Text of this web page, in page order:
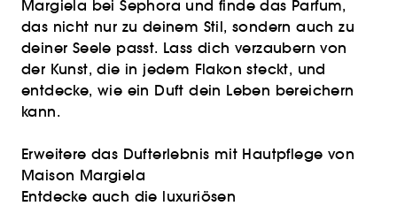
Margiela bei Sephora und finde das Parfum,
das nicht nur zu deinem Stil, sondern auch zu
deiner Seele passt. Lass dich verzaubern von
der Kunst, die in jedem Flakon steckt, und
entdecke, wie ein Duft dein Leben bereichern
kann.
Erweitere das Dufterlebnis mit Hautpflege von
Maison Margiela
Entdecke auch die luxuriösen